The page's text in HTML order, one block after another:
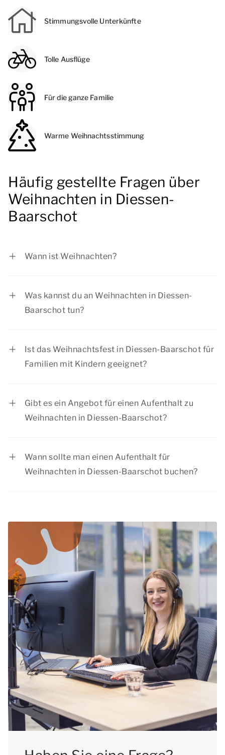
Stimmungsvolle Unterkünfte
Tolle Ausflüge
Für die ganze Familie
Warme Weihnachtsstimmung
Häufig gestellte Fragen über
Weihnachten in Diessen-
Baarschot
Wann ist Weihnachten?
Was kannst du an Weihnachten in Diessen-
Baarschot tun?
Ist das Weihnachtsfest in Diessen-Baarschot für
Familien mit Kindern geeignet?
Gibt es ein Angebot für einen Aufenthalt zu
Weihnachten in Diessen-Baarschot?
Wann sollte man einen Aufenthalt für
Weihnachten in Diessen-Baarschot buchen?
Aufenthalt bei Weihnachten in Diessen-
Baarschot rechtzeitig zu buchen, um
sicherzustellen, dass Sie die gewünschte
Unterkunft erhalten.